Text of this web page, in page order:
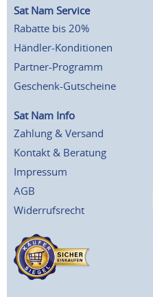
Sat Nam Service
Rabatte bis 20%
Händler-Konditionen
Partner-Programm
Geschenk-Gutscheine
Sat Nam Info
Zahlung & Versand
Kontakt & Beratung
Impressum
AGB
Widerrufsrecht